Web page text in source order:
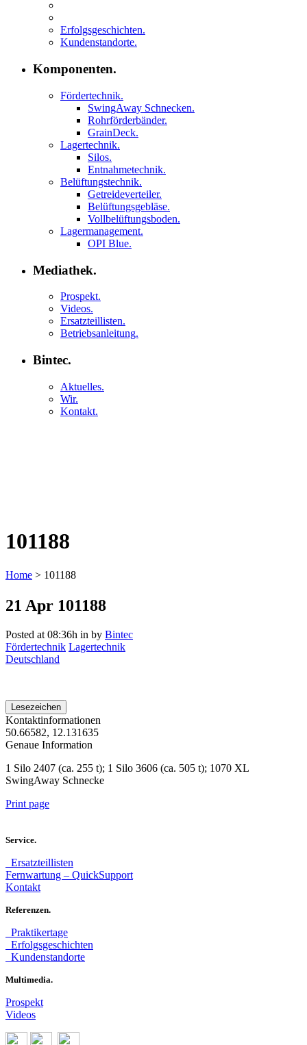
Erfolgsgeschichten.
Kundenstandorte.
Komponenten.
Fördertechnik.
SwingAway Schnecken.
Rohrförderbänder.
GrainDeck.
Lagertechnik.
Silos.
Entnahmetechnik.
Belüftungstechnik.
Getreideverteiler.
Belüftungsgebläse.
Vollbelüftungsboden.
Lagermanagement.
OPI Blue.
Mediathek.
Prospekt.
Videos.
Ersatzteillisten.
Betriebsanleitung.
Bintec.
Aktuelles.
Wir.
Kontakt.
101188
Home > 101188
21 Apr 101188
Posted at 08:36h in by Bintec
Fördertechnik Lagertechnik
Deutschland
Lesezeichen
Kontaktinformationen
50.66582, 12.131635
Genaue Information
1 Silo 2407 (ca. 255 t); 1 Silo 3606 (ca. 505 t); 1070 XL
SwingAway Schnecke
Print page
Service.
Ersatzteillisten
Fernwartung – QuickSupport
Kontakt
Referenzen.
Praktikertage
Erfolgsgeschichten
Kundenstandorte
Multimedia.
Prospekt
Videos